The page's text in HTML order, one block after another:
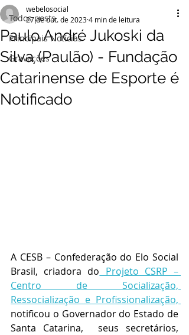
Todos posts
Principais Notícias
Gravações
Paulo André Jukoski da
Silva (Paulão) - Fundação
Catarinense de Esporte é
Notificado
webelosocial
27 de out. de 20234 min de leitura
A CESB – Confederação do Elo Social
Brasil, criadora do Projeto CSRP –
Centro de Socialização,
notificou o Governador do Estado de
Santa Catarina,  seus secretários,